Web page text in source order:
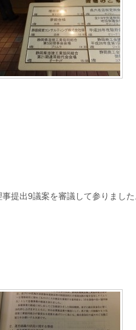
提出9議案を審議して参りました